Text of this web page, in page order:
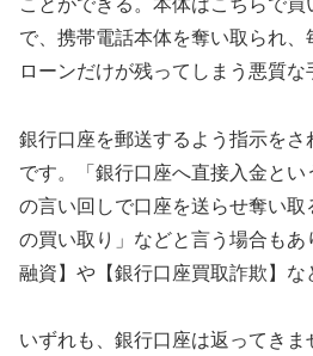
で、携帯電話本体を奪い取られ
ローンだけが残ってしまう悪質な
銀行口座を郵送するよう指示をさ
です。「銀行口座へ直接入金と
の言い回しで口座を送らせ奪い
の買い取り」などと言う場合も
融資】や【銀行口座買取詐欺】な
いずれも、銀行口座は返ってき